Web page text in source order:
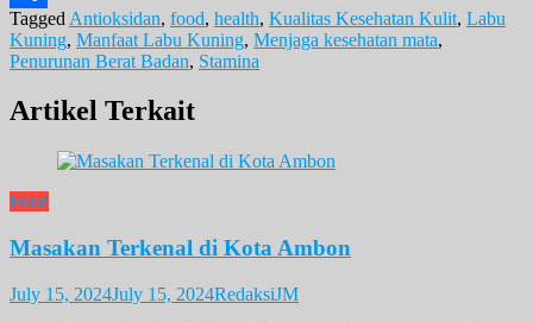
Share
Tagged Antioksidan, food, health, Kualitas Kesehatan Kulit, Labu
Kuning, Manfaat Labu Kuning, Menjaga kesehatan mata,
Penurunan Berat Badan, Stamina
Artikel Terkait
Food
Masakan Terkenal di Kota Ambon
July 15, 2024July 15, 2024RedaksiJM